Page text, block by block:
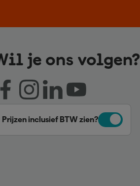
je ons volgen?
Prijzen inclusief BTW zien?